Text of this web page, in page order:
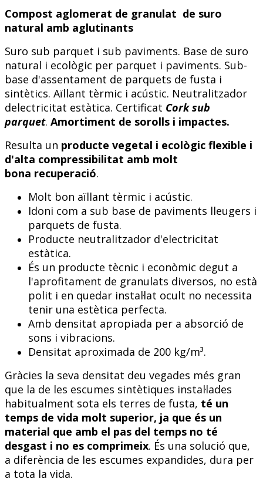
Compost aglomerat de granulat de suro
natural amb aglutinants
Suro sub parquet i sub paviments. Base de suro
natural i ecològic per parquet i paviments. Sub-
base d'assentament de parquets de fusta i
sintètics. Aïllant tèrmic i acústic. Neutralitzador
delectricitat estàtica. Certificat Cork sub
parquet. Amortiment de sorolls i impactes.
Resulta un producte vegetal i ecològic flexible i
d'alta compressibilitat amb molt
bona recuperació.
Molt bon aïllant tèrmic i acústic.
Idoni com a sub base de paviments lleugers i
parquets de fusta.
Producte neutralitzador d'electricitat
estàtica.
És un producte tècnic i econòmic degut a
l'aprofitament de granulats diversos, no està
polit i en quedar instal·lat ocult no necessita
tenir una estètica perfecta.
Amb densitat apropiada per a absorció de
sons i vibracions.
Densitat aproximada de 200 kg/m³.
Gràcies la seva densitat deu vegades més gran
que la de les escumes sintètiques instal·lades
habitualment sota els terres de fusta, té un
temps de vida molt superior, ja que és un
material que amb el pas del temps no té
desgast i no es comprimeix. És una solució que,
a diferència de les escumes expandides, dura per
a tota la vida.